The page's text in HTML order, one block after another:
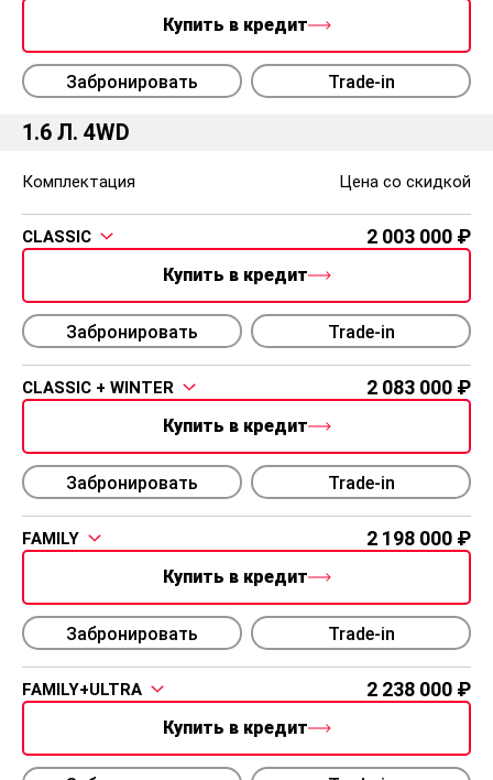
Купить в кредит
Забронировать Trade-in
1.6 Л. 4WD
Комплектация Цена со скидкой
CLASSIC 2 003 000
Купить в кредит
Забронировать Trade-in
CLASSIC + WINTER 2 083 000
Купить в кредит
Забронировать Trade-in
FAMILY 2 198 000
Купить в кредит
Забронировать Trade-in
FAMILY+ULTRA 2 238 000
Купить в кредит